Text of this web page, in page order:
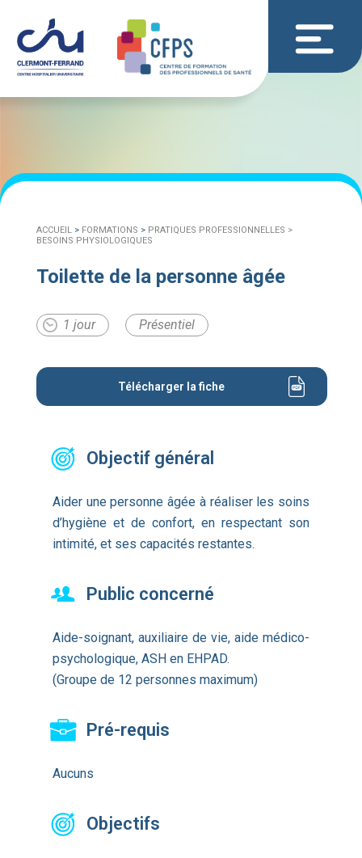
ACCUEIL> FORMATIONS > PRATIQUES PROFESSIONNELLES >
BESOINS PHYSIOLOGIQUES
Toilette de la personne âgée
1 jour Présentiel
Télécharger la fiche
Objectif général
Aider une personne âgée à réaliser les soins
d’hygiène et de confort, en respectant son
intimité, et ses capacités restantes.
Public concerné
Aide-soignant, auxiliaire de vie, aide médico-
psychologique, ASH en EHPAD.
(Groupe de 12 personnes maximum)
Pré-requis
Aucuns
Objectifs